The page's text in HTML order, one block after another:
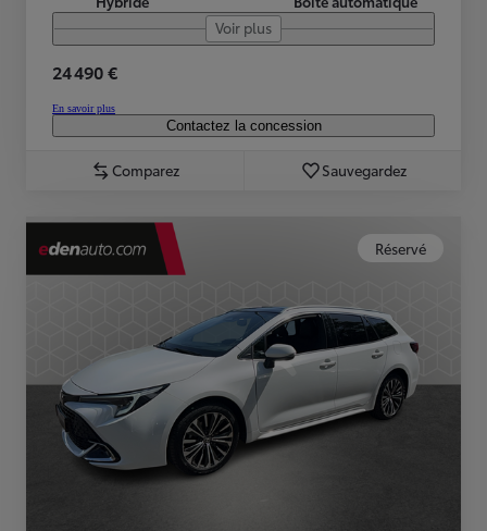
Voir plus
24 490 €
En savoir plus
Contactez la concession
Comparez Sauvegardez
Réservé